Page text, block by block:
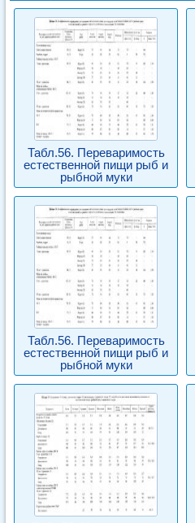
Табл.56. Переваримость
естественной пищи рыб и
рыбной муки
Табл.56. Переваримость
естественной пищи рыб и
рыбной муки